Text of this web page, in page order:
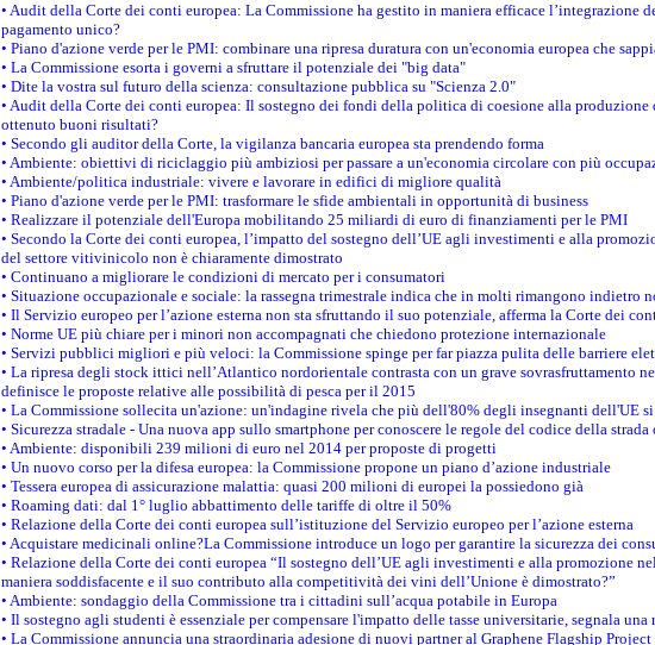
• Audit della Corte dei conti europea: La Commissione ha gestito in maniera efficace l’integrazione
pagamento unico?
• Piano d'azione verde per le PMI: combinare una ripresa duratura con un'economia europea che
• La Commissione esorta i governi a sfruttare il potenziale dei "big data"
• Dite la vostra sul futuro della scienza: consultazione pubblica su "Scienza 2.0"
• Audit della Corte dei conti europea: Il sostegno dei fondi della politica di coesione alla
ottenuto buoni risultati?
• Secondo gli auditor della Corte, la vigilanza bancaria europea sta prendendo forma
• Ambiente: obiettivi di riciclaggio più ambiziosi per passare a un'economia circolare con più
• Ambiente/politica industriale: vivere e lavorare in edifici di migliore qualità
• Piano d'azione verde per le PMI: trasformare le sfide ambientali in opportunità di business
• Realizzare il potenziale dell'Europa mobilitando 25 miliardi di euro di finanziamenti per le PMI
• Secondo la Corte dei conti europea, l’impatto del sostegno dell’UE agli investimenti e alla
del settore vitivinicolo non è chiaramente dimostrato
• Continuano a migliorare le condizioni di mercato per i consumatori
• Situazione occupazionale e sociale: la rassegna trimestrale indica che in molti rimangono indietro
• Il Servizio europeo per l’azione esterna non sta sfruttando il suo potenziale, afferma la Corte dei
• Norme UE più chiare per i minori non accompagnati che chiedono protezione internazionale
• Servizi pubblici migliori e più veloci: la Commissione spinge per far piazza pulita delle barriere
• La ripresa degli stock ittici nell’Atlantico nordorientale contrasta con un grave sovrasfruttamento
definisce le proposte relative alle possibilità di pesca per il 2015
• La Commissione sollecita un'azione: un'indagine rivela che più dell'80% degli insegnanti dell'UE
• Sicurezza stradale - Una nuova app sullo smartphone per conoscere le regole del codice della
• Ambiente: disponibili 239 milioni di euro nel 2014 per proposte di progetti
• Un nuovo corso per la difesa europea: la Commissione propone un piano d’azione industriale
• Tessera europea di assicurazione malattia: quasi 200 milioni di europei la possiedono già
• Roaming dati: dal 1° luglio abbattimento delle tariffe di oltre il 50%
• Relazione della Corte dei conti europea sull’istituzione del Servizio europeo per l’azione esterna
• Acquistare medicinali online?La Commissione introduce un logo per garantire la sicurezza dei
• Relazione della Corte dei conti europea “Il sostegno dell’UE agli investimenti e alla promozione
maniera soddisfacente e il suo contributo alla competitività dei vini dell’Unione è dimostrato?”
• Ambiente: sondaggio della Commissione tra i cittadini sull’acqua potabile in Europa
• Il sostegno agli studenti è essenziale per compensare l'impatto delle tasse universitarie, segnala una
• La Commissione annuncia una straordinaria adesione di nuovi partner al Graphene Flagship Project